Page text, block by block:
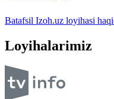
Batafsil Izoh.uz loyihasi
Loyihalarimiz